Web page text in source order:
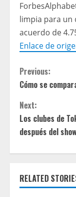
Forbes
limpia para un
acuerdo de
Enlace de
C
o
n
t
i
n
Previous:
Cómo se
Next:
Los clubes de
después del
RELATED